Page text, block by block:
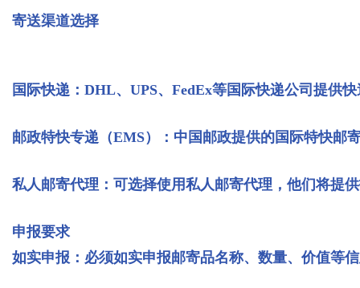
寄送渠道选择
国际快递：DHL、UPS、FedEx等国际快递公司提供
邮政特快专递（EMS）：中国邮政提供的国际特快邮
私人邮寄代理：可选择使用私人邮寄代理，他们将提
申报要求
如实申报：必须如实申报邮寄品名称、数量、价值等